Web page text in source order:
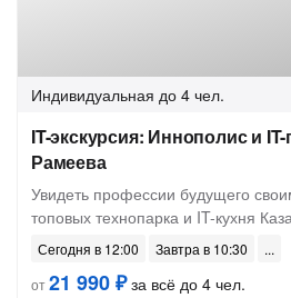
Индивидуальная до 4 чел.
IT-экскурсия: Иннополис и
Рамеева
Увидеть профессии будущего
топовых технопарка и IT-кухня
Сегодня в 12:00
Завтра в 10:30
от21 990 ₽за всё до 4 чел.